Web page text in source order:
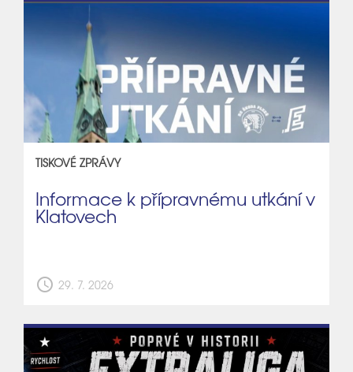
TISKOVÉ ZPRÁVY
Informace k přípravnému utkání v
Klatovech
schedule 29. 7. 2026